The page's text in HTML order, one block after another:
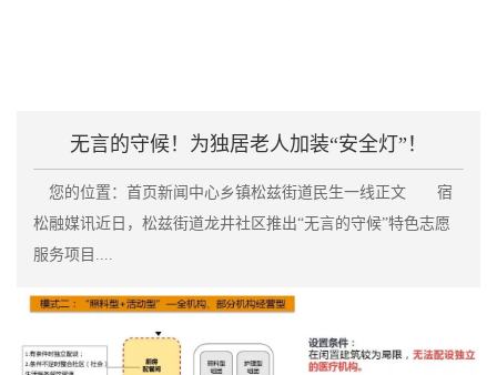
无言的守候！为独居老人加装“安全灯”！
您的位置：首页新闻中心乡镇松兹街道民生一线正文 宿
松融媒讯近日，松兹街道龙井社区推出“无言的守候”特色志愿
服务项目....